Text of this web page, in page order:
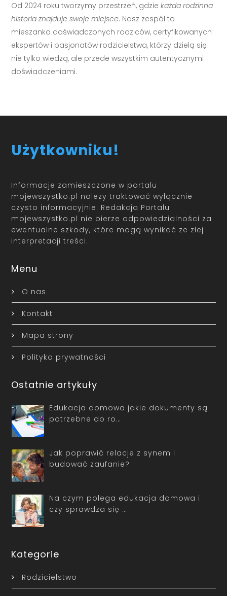
Od 2024 roku tworzymy przestrzeń, gdziekażda rodzinna
historia znajduje swoje miejsce. Nasz zespół to
mieszanka doświadczonych rodziców, certyfikowanych
ekspertów i pasjonatów rodzicielstwa, którzy dzielą się
nie tylko wiedzą, ale przede wszystkim autentycznymi
doświadczeniami.
Użytkowniku!
Informacje zamieszczone w portalu
mojewszystko.pl należy traktować wyłącznie
czysto informacyjnie. Redakcja Portalu
mojewszystko.pl nie bierze odpowiedzialności za
ewentualne szkody, które mogą wynikać ze złej
interpretacji treści.
Menu
O nas
Kontakt
Mapa strony
Polityka prywatności
Ostatnie artykuły
Edukacja domowa jakie dokumenty są
potrzebne do ro…
Jak poprawić relacje z synem i
budować zaufanie?
Na czym polega edukacja domowa i
czy sprawdza się …
Kategorie
Rodzicielstwo